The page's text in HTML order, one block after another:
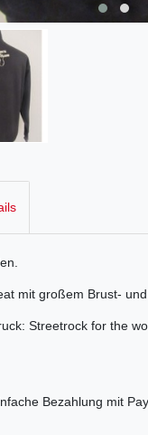
mit großem Brust- und
Streetrock for the
Bezahlung mit